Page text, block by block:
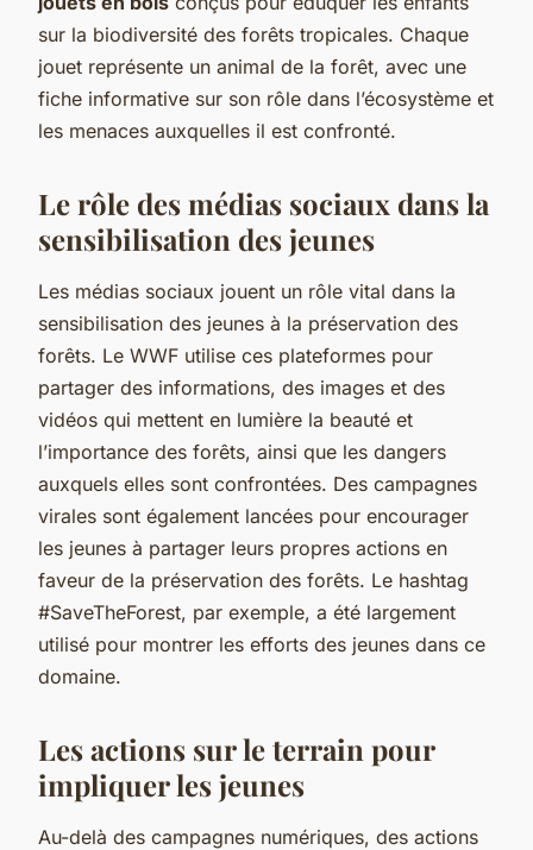
sur la biodiversité des forêts tropicales. Chaque
jouet représente un animal de la forêt, avec une
fiche informative sur son rôle dans l’écosystème et
les menaces auxquelles il est confronté.
Le rôle des médias sociaux dans la
sensibilisation des jeunes
Les médias sociaux jouent un rôle vital dans la
sensibilisation des jeunes à la préservation des
forêts. Le WWF utilise ces plateformes pour
partager des informations, des images et des
vidéos qui mettent en lumière la beauté et
l’importance des forêts, ainsi que les dangers
auxquels elles sont confrontées. Des campagnes
virales sont également lancées pour encourager
les jeunes à partager leurs propres actions en
faveur de la préservation des forêts. Le hashtag
#SaveTheForest, par exemple, a été largement
utilisé pour montrer les efforts des jeunes dans ce
domaine.
Les actions sur le terrain pour
impliquer les jeunes
Au-delà des campagnes numériques, des actions